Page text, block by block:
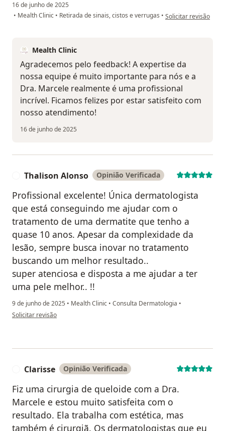
16 de junho de 2025
• Mealth Clinic • Retirada de sinais, cistos e verrugas • na opinião do
Solicitar revisão
Mealth Clinic
Agradecemos pelo feedback! A expertise da
nossa equipe é muito importante para nós e a
Dra. Marcele realmente é uma profissional
incrível. Ficamos felizes por estar satisfeito com
nosso atendimento!
16 de junho de 2025
Thalison Alonso Opinião Verificada
Profissional excelente! Única dermatologista
que está conseguindo me ajudar com o
tratamento de uma dermatite que tenho a
quase 10 anos. Apesar da complexidade da
lesão, sempre busca inovar no tratamento
buscando um melhor resultado..
super atenciosa e disposta a me ajudar a ter
uma pele melhor.. !!
9 de junho de 2025 • Mealth Clinic • Consulta Dermatologia •
na opinião do utilizador Thalison Alonso
Solicitar revisão
Clarisse Opinião Verificada
Fiz uma cirurgia de queloide com a Dra.
Marcele e estou muito satisfeita com o
resultado. Ela trabalha com estética, mas
também é cirurgiã. Os dermatologistas que eu